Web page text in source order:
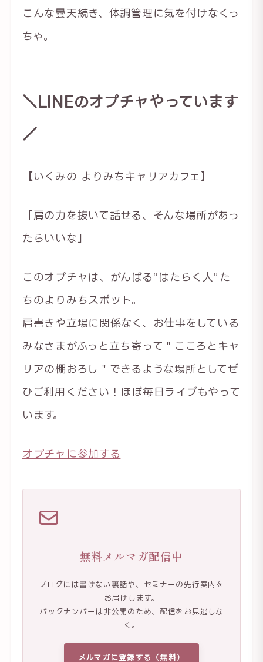
こんな曇天続き、体調管理に気を付けなくっ
ちゃ。
＼LINEのオプチャやっています
／
【いくみの よりみちキャリアカフェ】
「肩の力を抜いて話せる、そんな場所があっ
たらいいな」
このオプチャは、がんばる“はたらく人”た
ちのよりみちスポット。
肩書きや立場に関係なく、お仕事をしている
みなさまがふっと立ち寄って＂こころとキャ
リアの棚おろし＂できるような場所としてぜ
ひご利用ください！ほぼ毎日ライブもやって
います。
オプチャに参加する
無料メルマガ配信中
ブログには書けない裏話や、セミナーの先行案内を
お届けします。
バックナンバーは非公開のため、配信をお見逃しな
く。
メルマガに登録する（無料）